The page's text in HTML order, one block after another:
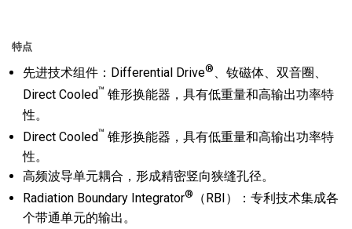
特点
先进技术组件：Differential Drive® 、钕磁体、双音圈、
Direct Cooled™ 锥形换能器，具有低重量和高输出功率特
性。
Direct Cooled™ 锥形换能器，具有低重量和高输出功率特
性。
高频波导单元耦合，形成精密竖向狭缝孔径。
Radiation Boundary Integrator®
（RBI）：专利技术集成各
个带通单元的输出。